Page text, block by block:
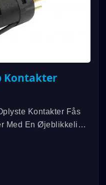
Kontakter
Kontakter Fås
Med En Øjeblikkelig
Og Høj